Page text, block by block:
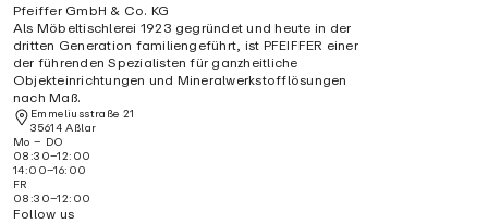
Pfeiffer GmbH & Co. KG
Als Möbeltischlerei 1923 gegründet und heute in der
dritten Generation familiengeführt, ist PFEIFFER einer
der führenden Spezialisten für ganzheitliche
Objekteinrichtungen und Mineralwerkstofflösungen
nach Maß.
Emmeliusstraße 21
35614 Aßlar
Mo – DO
08:30–12:00
14:00–16:00
FR
08:30–12:00
Follow us